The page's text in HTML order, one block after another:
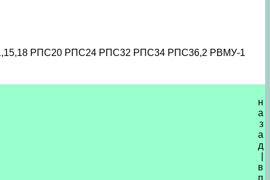
РПС20 РПС24 РПС32 РПС34 РПС36,2 РВМУ-1
н
а
з
а
д
в
п